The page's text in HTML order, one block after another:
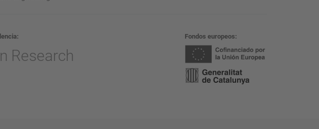
Fondos europeos